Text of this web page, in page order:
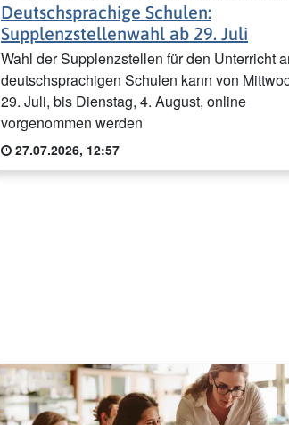
Deutschsprachige Schulen:
Supplenzstellenwahl ab 29. Juli
Wahl der Supplenzstellen für den Unterricht
deutschsprachigen Schulen kann von
29. Juli, bis Dienstag, 4. August, online
vorgenommen werden
27.07.2026, 12:57